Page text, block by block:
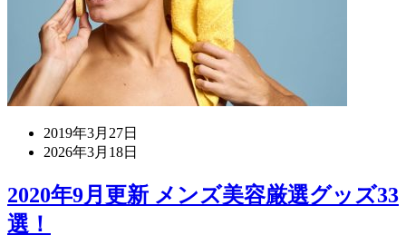
2019年3月27日
2026年3月18日
2020年9月更新 メンズ美容厳選グッズ33
選！